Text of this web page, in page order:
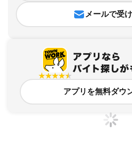
メールで受
アプリを無料ダウ